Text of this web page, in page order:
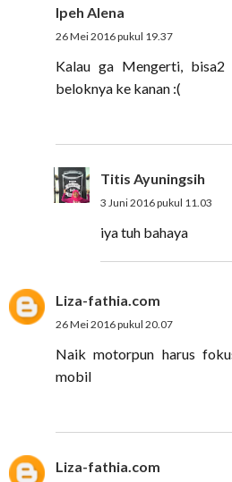
Ipeh Alena
26 Mei 2016 pukul 19.37
Kalau ga Mengerti,
beloknya ke kanan :(
Titis Ayuningsih
3 Juni 2016 pukul 11.03
iya tuh bahaya
Liza-fathia.com
26 Mei 2016 pukul 20.07
Naik motorpun harus
mobil
Liza-fathia.com